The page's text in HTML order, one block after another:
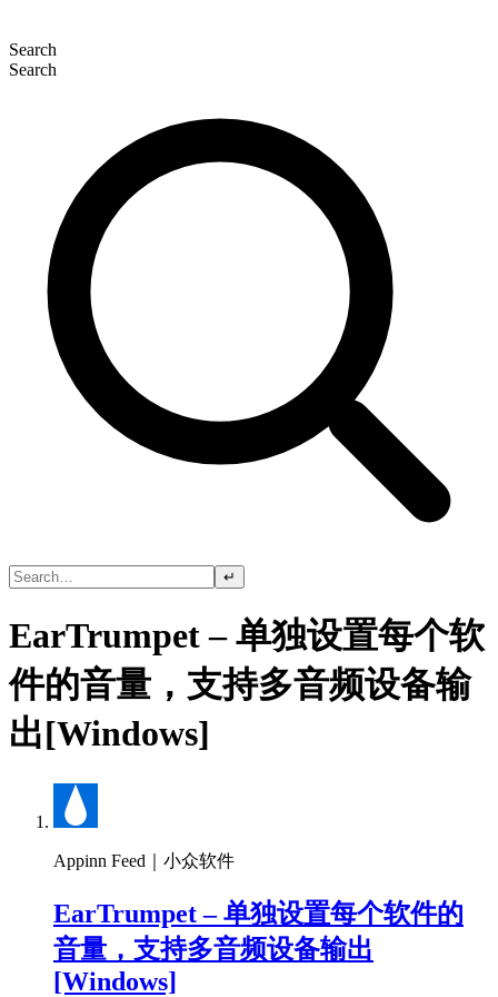
Search
Search
↵
EarTrumpet – 单独设置每个软
件的音量，支持多音频设备输
出[Windows]
Appinn Feed｜小众软件
EarTrumpet – 单独设置每个软件的
音量，支持多音频设备输出
[Windows]